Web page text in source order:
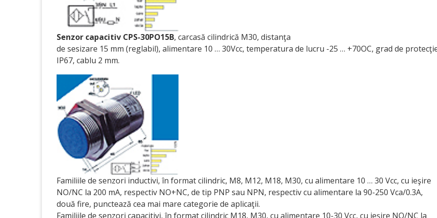
Senzor capacitiv CPS-30PO15B, carcasă cilindrică M30, distanţa
de sesizare 15 mm (reglabil), alimentare 10 … 30Vcc, temperatura de lucru -25 … +70OC, grad de
IP67, cablu 2 mm.
Familiile de senzori inductivi, în format cilindric, M8, M12, M18, M30, cu alimentare 10 … 30 Vcc, cu ieşire
NO/NC la 200 mA, respectiv NO+NC, de tip PNP sau NPN, respectiv cu alimentare la 90-250 Vca/0.3A,
două fire, punctează cea mai mare categorie de aplicaţii.
Familiile de senzori capacitivi, în format cilindric M18, M30, cu alimentare 10-30 Vcc, cu ieşire NO/NC la